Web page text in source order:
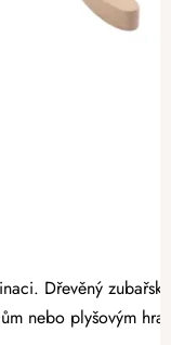
Dřevěný
nebo plyšovým